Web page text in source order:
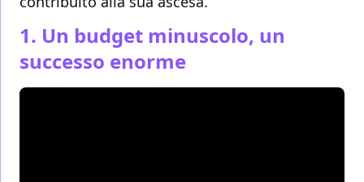
1. Un budget minuscolo, un
successo enorme